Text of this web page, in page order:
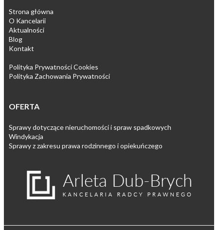
Strona główna
O Kancelarii
Aktualności
Blog
Kontakt
Polityka Prywatności Cookies
Polityka Zachowania Prywatności
OFERTA
Sprawy dotyczące nieruchomości i spraw spadkowych
Windykacja
Sprawy z zakresu prawa rodzinnego i opiekuńczego